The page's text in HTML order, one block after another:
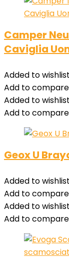
Camper
Caviglia
Added to wishlist
Add to compare
Added to wishlist
Add to compare
Geox U
Added to wishlist
Add to compare
Added to wishlist
Add to compare